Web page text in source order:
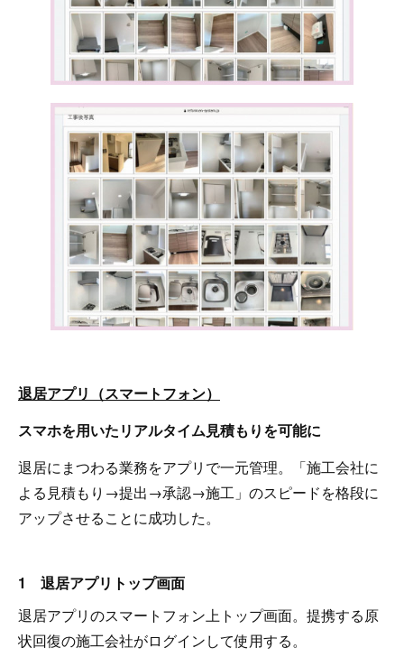
退居アプリ（スマートフォン）
スマホを用いたリアルタイム見積もりを可能に
退居にまつわる業務をアプリで一元管理。「施工会社に
よる見積もり→提出→承認→施工」のスピードを格段に
アップさせることに成功した。
1 退居アプリトップ画面
退居アプリのスマートフォン上トップ画面。提携する原
状回復の施工会社がログインして使用する。